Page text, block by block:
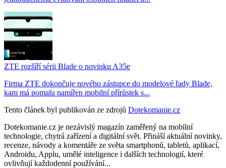
ZTE rozšíří sérii Blade o novinku A35e
Firma ZTE dokončuje nového zástupce do modelové řady Blade,
kam má pomalu namířen mobilní přírůstek s...
Tento článek byl publikován ze zdrojů Dotekomanie.cz
Dotekomanie.cz je nezávislý magazín zaměřený na mobilní
technologie, chytrá zařízení a digitální svět. Přináší aktuální novinky,
recenze, návody a komentáře ze světa smartphonů, tabletů, aplikací,
Androidu, Applu, umělé inteligence i dalších technologií, které
ovlivňují každodenní používání...